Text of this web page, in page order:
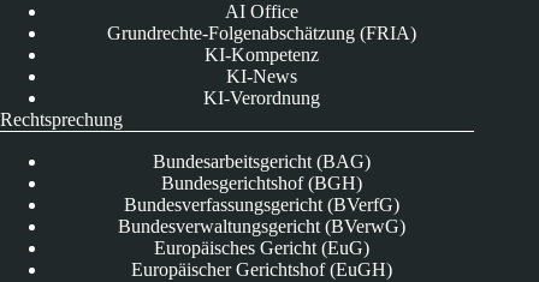
AI Office
Grundrechte-Folgenabschätzung (FRIA)
KI-Kompetenz
KI-News
KI-Verordnung
Rechtsprechung
Bundesarbeitsgericht (BAG)
Bundesgerichtshof (BGH)
Bundesverfassungsgericht (BVerfG)
Bundesverwaltungsgericht (BVerwG)
Europäisches Gericht (EuG)
Europäischer Gerichtshof (EuGH)